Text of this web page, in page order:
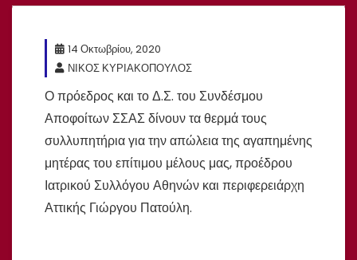
14 Οκτωβρίου, 2020
ΝΙΚΟΣ ΚΥΡΙΑΚΟΠΟΥΛΟΣ
Ο πρόεδρος και το Δ.Σ. του Συνδέσμου
Αποφοίτων ΣΣΑΣ δίνουν τα θερμά τους
συλλυπητήρια για την απώλεια της αγαπημένης
μητέρας του επίτιμου μέλους μας, προέδρου
Ιατρικού Συλλόγου Αθηνών και περιφερειάρχη
Αττικής Γιώργου Πατούλη.